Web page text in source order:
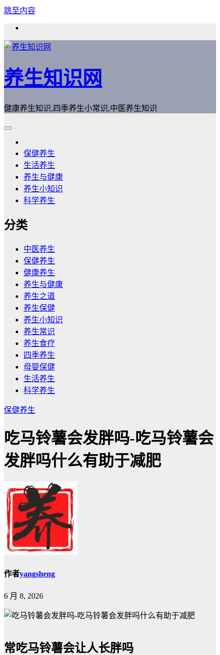
跳至内容
养生知识网
健康养生知识,四季养生小常识,中医养生知识
保健养生
生活养生
养生与健康
养生小知识
科学养生
分类
中医养生
保健养生
健康养生
养生与健康
养生之道
养生保健
养生小知识
养生常识
养生食疗
四季养生
母婴保健
生活养生
科学养生
保健养生
吃马铃薯会发胖吗-吃马铃薯会
发胖吗什么有助于减肥
作者yangsheng
6 月 8, 2026
常吃马铃薯会让人长胖吗